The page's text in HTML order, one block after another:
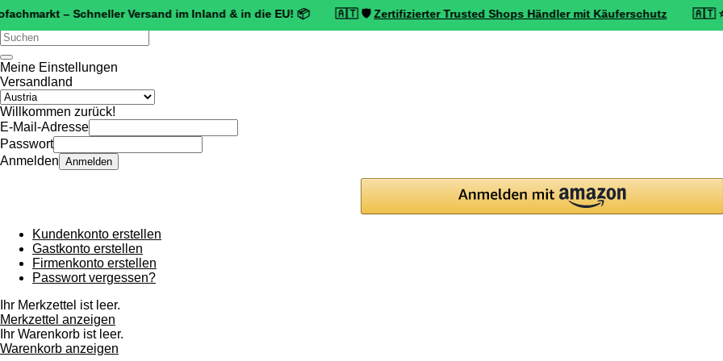
– Schneller Versand im Inland & in die EU! 📦 🇦🇹 🛡️ Zertifizierter Trusted Shops Händler mit Käuferschutz🇦🇹 ⭐ Top
Verwende
die
oben
und
unten,
um
das
Eingabetaste,
zum
ausgewählten
Meine Einstellungen
Versandland
Willkommen zurück!
E-Mail-Adresse
Passwort
Anmelden Anmelden
Kundenkonto erstellen
Gastkonto erstellen
Firmenkonto erstellen
Passwort vergessen?
Ihr Merkzettel ist leer.
Merkzettel anzeigen
Ihr Warenkorb ist leer.
Warenkorb anzeigen